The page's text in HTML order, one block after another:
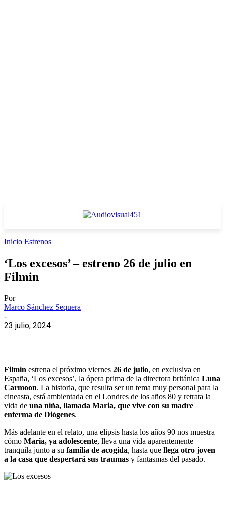
Inicio Estrenos
‘Los excesos’ – estreno 26 de julio en
Filmin
Por
Marco Sánchez Sequera
-
23 julio, 2024
Filmin estrena el próximo viernes 26 de julio, en exclusiva en
España, ‘Los excesos’, la ópera prima de la directora británica Luna
Carmoon. La historia, que resulta ser un tema muy personal para la
cineasta, está ambientada en el Londres de los años 80 y retrata la
vida de una niña, llamada Maria, que vive con su madre
enferma de Diógenes.
Más adelante en el relato, una elipsis hasta los años 90 nos muestra
cómo Maria, ya adolescente, lleva una vida aparentemente
tranquila junto a su familia de acogida, hasta que llega otro joven
a la casa que despertará sus traumas y fantasmas del pasado.